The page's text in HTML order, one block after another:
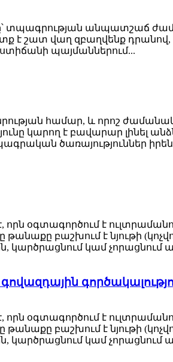
տպագրության անպատշաճ
շատ վաղ զբաղվենք դրանով,
պայմաններում...
համար, և որոշ
կարող է բավարար լինել
ծառայություններ
օգտագործում է
բաշխում է նյութի
կարծրացնում կամ չորացնում
օգտագործում է
բաշխում է նյութի
կարծրացնում կամ չորացնում